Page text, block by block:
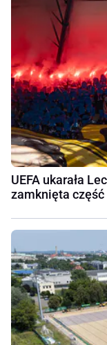
UEFA ukarała
zamknięta